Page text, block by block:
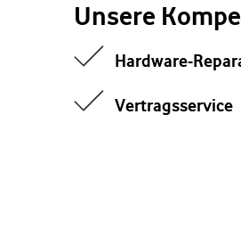
Unsere
Hardware-
Vertragsservice